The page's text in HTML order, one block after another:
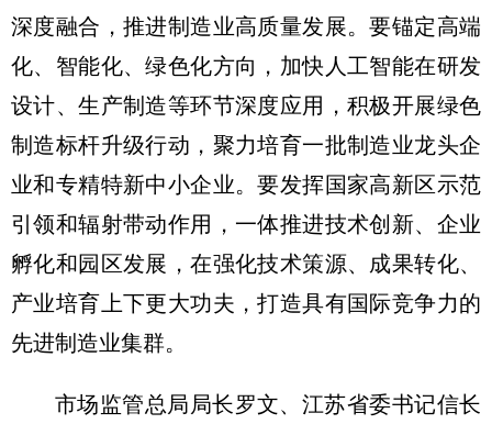
深度融合，推进制造业高质量发展。要锚定高端
化、智能化、绿色化方向，加快人工智能在研发
设计、生产制造等环节深度应用，积极开展绿色
制造标杆升级行动，聚力培育一批制造业龙头企
业和专精特新中小企业。要发挥国家高新区示范
引领和辐射带动作用，一体推进技术创新、企业
孵化和园区发展，在强化技术策源、成果转化、
产业培育上下更大功夫，打造具有国际竞争力的
先进制造业集群。
市场监管总局局长罗文、江苏省委书记信长